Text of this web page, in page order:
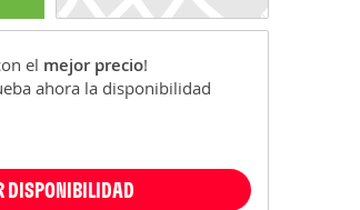
el mejor precio!
ahora la disponibilidad
DISPONIBILIDAD